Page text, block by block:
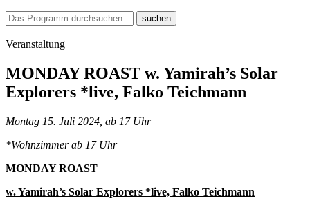
suchen
Veranstaltung
MONDAY ROAST w. Yamirah’s Solar
Explorers *live, Falko Teichmann
Montag 15. Juli 2024, ab 17 Uhr
*Wohnzimmer ab 17 Uhr
MONDAY ROAST
w. Yamirah’s Solar Explorers *live, Falko Teichmann